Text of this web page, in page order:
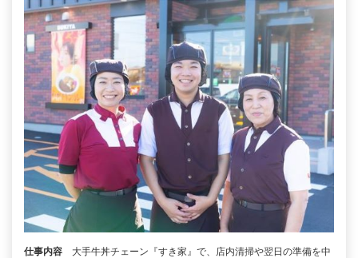
仕事内容
大手牛丼チェーン『すき家』で、店内清掃や翌日の準備を中